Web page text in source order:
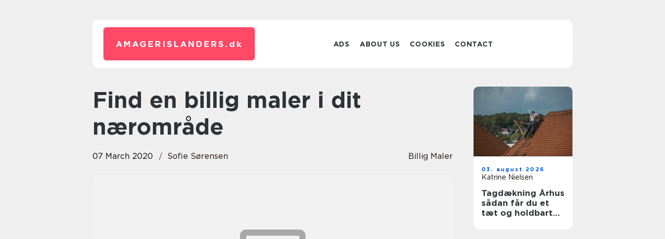
AMAGERISLANDERS. dk ADS ABOUT US COOKIES CONTACT
Find en billig maler i dit
nærområde
07 March 2020 Sofie Sørensen Billig Maler
03. august 2026
Katrine Nielsen
Tagdækning Århus
sådan får du et
tæt og holdbart